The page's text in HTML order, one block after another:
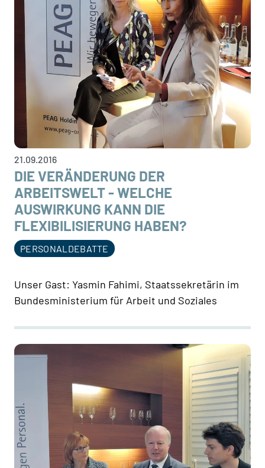
21.09.2016
DIE VERÄNDERUNG DER
ARBEITSWELT - WELCHE
AUSWIRKUNG KANN DIE
FLEXIBILISIERUNG HABEN?
PERSONALDEBATTE
Unser Gast: Yasmin Fahimi, Staatssekretärin im
Bundesministerium für Arbeit und Soziales